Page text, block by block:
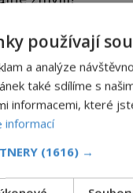
používají
a analýze
také sdílíme s
informacemi, které
informací
(1616) →